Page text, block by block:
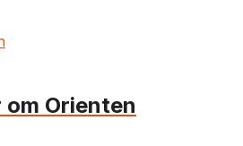
Orienten